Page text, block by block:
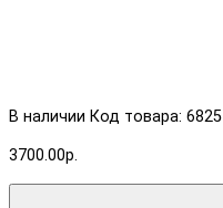
В наличии Код товара: 6825
3700.00р.